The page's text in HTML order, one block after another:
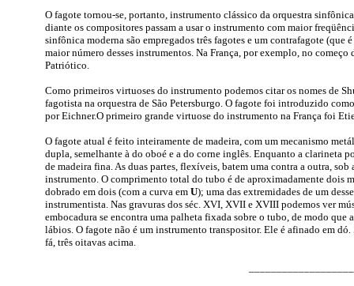
O fagote tornou-se, portanto, instrumento clássico da orquestra
diante os compositores passam a usar o instrumento com maior
sinfônica moderna são empregados três fagotes e um contrafagote
maior número desses instrumentos. Na França, por exemplo, no
Patriótico.
Como primeiros virtuoses do instrumento podemos citar os nomes de
fagotista na orquestra de São Petersburgo. O fagote foi introduzido
por Eichner.O primeiro grande virtuose do instrumento na França foi
O fagote atual é feito inteiramente de madeira, com um mecanismo
dupla, semelhante à do oboé e a do corne inglês. Enquanto a clarineta
de madeira fina. As duas partes, flexíveis, batem uma contra a outra,
instrumento. O comprimento total do tubo é de aproximadamente dois
dobrado em dois (com a curva em U); uma das extremidades de um
instrumentista. Nas gravuras dos séc. XVI, XVII e XVIII podemos ver
embocadura se encontra uma palheta fixada sobre o tubo, de modo
lábios. O fagote não é um instrumento transpositor. Ele é afinado em
fá, três oitavas acima.